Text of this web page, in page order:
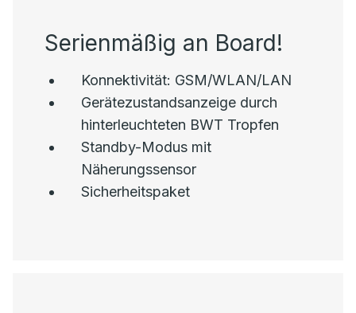
Serienmäßig an Board!
Konnektivität: GSM/WLAN/LAN
Gerätezustandsanzeige durch
hinterleuchteten BWT Tropfen
Standby-Modus mit
Näherungssensor
Sicherheitspaket